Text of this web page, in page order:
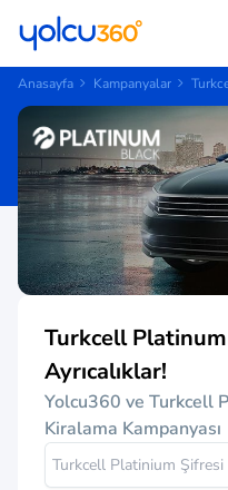
Anasayfa Kampanyalar
Turkcell Platinum
Ayrıcalıklar!
Yolcu360 ve Turkcell
Kiralama Kampanyası